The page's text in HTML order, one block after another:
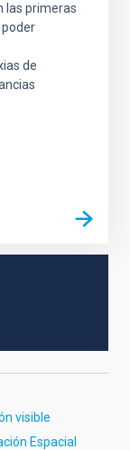
las primeras
poder
de
visible
Espacial